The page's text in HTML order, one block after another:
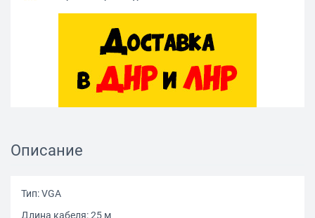
Описание
Тип: VGA
Длина кабеля: 25 м